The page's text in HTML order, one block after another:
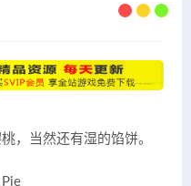
，当然还有湿的馅饼。